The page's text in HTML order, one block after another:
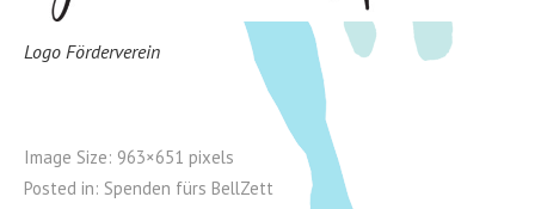
Logo Förderverein
Image Size: 963×651 pixels
Posted in: Spenden fürs BellZett